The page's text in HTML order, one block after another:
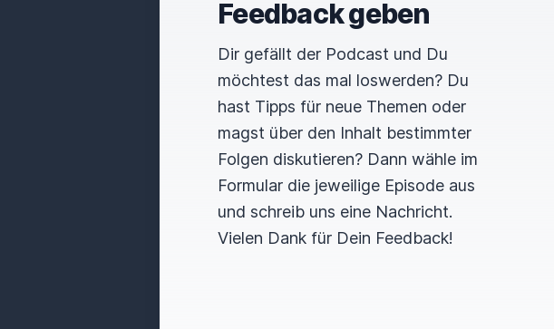
Feedback geben
Dir gefällt der Podcast und Du
möchtest das mal loswerden? Du
hast Tipps für neue Themen oder
magst über den Inhalt bestimmter
Folgen diskutieren? Dann wähle im
Formular die jeweilige Episode aus
und schreib uns eine Nachricht.
Vielen Dank für Dein Feedback!